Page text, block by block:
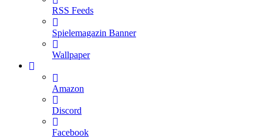
RSS Feeds
Spielemagazin Banner
Wallpaper
Amazon
Discord
Facebook